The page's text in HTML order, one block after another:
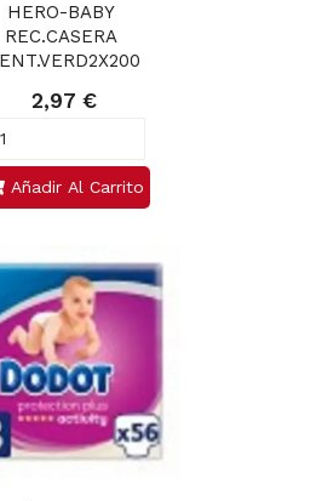
HERO-BABY
REC.CASERA
2,97 €
Añadir Al Carrito